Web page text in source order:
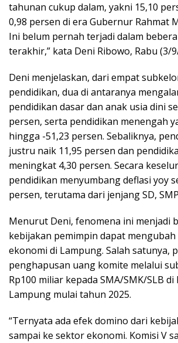
tahunan cukup dalam, yakni 15,10
0,98 persen di era Gubernur Rahmat
Ini belum pernah terjadi dalam
terakhir,” kata Deni Ribowo, Rabu (3/
Deni menjelaskan, dari empat
pendidikan, dua di antaranya
pendidikan dasar dan anak usia dini
persen, serta pendidikan menengah
hingga -51,23 persen. Sebaliknya,
justru naik 11,95 persen dan
meningkat 4,30 persen. Secara
pendidikan menyumbang deflasi yoy
persen, terutama dari jenjang SD,
Menurut Deni, fenomena ini menjadi
kebijakan pemimpin dapat mengubah
ekonomi di Lampung. Salah satunya,
penghapusan uang komite melalui
Rp100 miliar kepada SMA/SMK/SLB di
Lampung mulai tahun 2025.
“Ternyata ada efek domino dari
sampai ke sektor ekonomi. Komisi V